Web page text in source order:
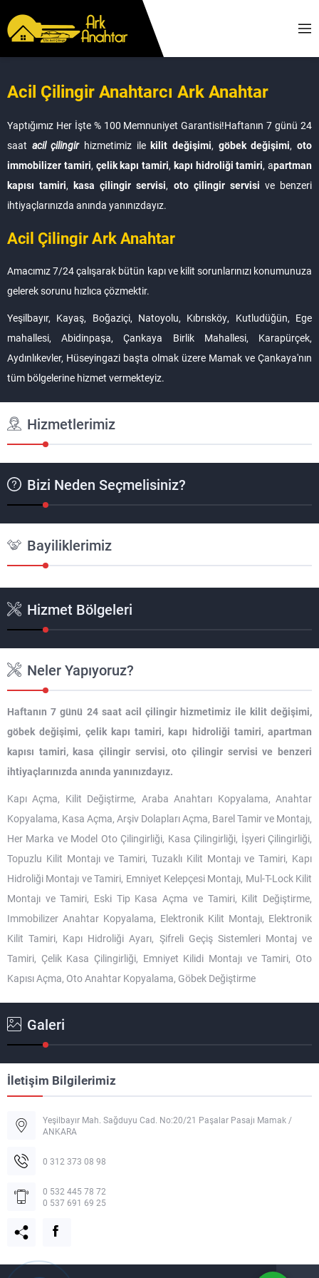
Acil Çilingir Anahtarcı Ark Anahtar
Yaptığımız Her İşte % 100 Memnuniyet Garantisi!Haftanın 7 günü 24
saat acil çilingirhizmetimiz ilekilit değişimi, göbek değişimi,oto
immobilizer tamiri, çelik kapı tamiri, kapı hidroliği tamiri, apartman
kapısı tamiri,kasa çilingir servisi, oto çilingir servisi ve benzeri
ihtiyaçlarınızda anında yanınızdayız.
Acil Çilingir Ark Anahtar
Amacımız 7/24 çalışarak bütün kapı ve kilit sorunlarınızı konumunuza
gelerek sorunu hızlıca çözmektir.
Yeşilbayır, Kayaş, Boğaziçi, Natoyolu, Kıbrısköy, Kutludüğün, Ege
mahallesi, Abidinpaşa, Çankaya Birlik Mahallesi, Karapürçek,
Aydınlıkevler, Hüseyingazi başta olmak üzere Mamak ve Çankaya'nın
tüm bölgelerine hizmet vermekteyiz.
Hizmetlerimiz
Bizi Neden Seçmelisiniz?
Bayiliklerimiz
Hizmet Bölgeleri
Neler Yapıyoruz?
Haftanın 7 günü 24 saat acil çilingir hizmetimiz ile kilit değişimi,
göbek değişimi, çelik kapı tamiri, kapı hidroliği tamiri, apartman
kapısı tamiri, kasa çilingir servisi, oto çilingir servisi ve benzeri
ihtiyaçlarınızda anında yanınızdayız.
Kapı Açma, Kilit Değiştirme, Araba Anahtarı Kopyalama, Anahtar
Kopyalama, Kasa Açma, Arşiv Dolapları Açma, Barel Tamir ve Montajı,
Her Marka ve Model Oto Çilingirliği, Kasa Çilingirliği, İşyeri Çilingirliği,
Topuzlu Kilit Montajı ve Tamiri, Tuzaklı Kilit Montajı ve Tamiri, Kapı
Hidroliği Montajı ve Tamiri, Emniyet Kelepçesi Montajı, Mul-T-Lock Kilit
Montajı ve Tamiri, Eski Tip Kasa Açma ve Tamiri, Kilit Değiştirme,
Immobilizer Anahtar Kopyalama, Elektronik Kilit Montajı, Elektronik
Kilit Tamiri, Kapı Hidroliği Ayarı, Şifreli Geçiş Sistemleri Montaj ve
Tamiri, Çelik Kasa Çilingirliği, Emniyet Kilidi Montajı ve Tamiri, Oto
Kapısı Açma, Oto Anahtar Kopyalama, Göbek Değiştirme
Galeri
İletişim Bilgilerimiz
Yeşilbayır Mah. Sağduyu Cad. No:20/21 Paşalar Pasajı Mamak /
ANKARA
0 312 373 08 98
0 532 445 78 72
0 537 691 69 25